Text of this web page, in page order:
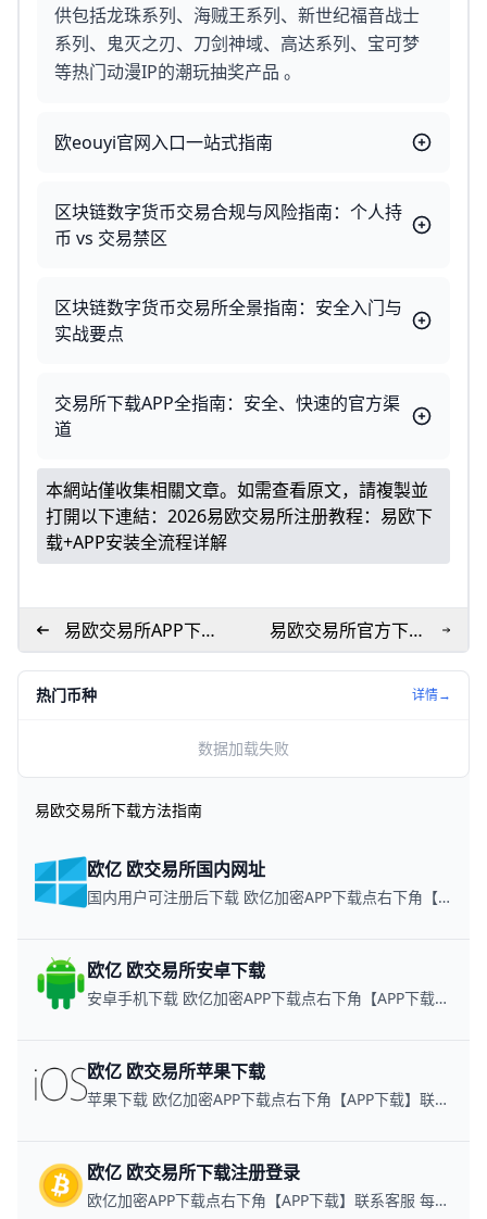
供包括龙珠系列、海贼王系列、新世纪福音战士
系列、鬼灭之刃、刀剑神域、高达系列、宝可梦
等热门动漫IP的潮玩抽奖产品 。
欧eouyi官网入口一站式指南
区块链数字货币交易合规与风险指南：个人持
币 vs 交易禁区
区块链数字货币交易所全景指南：安全入门与
实战要点
交易所下载APP全指南：安全、快速的官方渠
道
本網站僅收集相關文章。如需查看原文，請複製並
打開以下連結： 2026易欧交易所注册教程：易欧下
载+APP安装全流程详解
易欧交易所APP下载
安装教程
易欧交易所官方下载
入口与APP安装安全指
热门币种 详情→
数据加载失败
易欧交易所下载方法指南
欧亿 欧交易所国内网址
国内用户可注册后下载 欧亿加密APP下载点右下角【APP下载】联系客服 每日更新可用链接
欧亿 欧交易所安卓下载
安卓手机下载 欧亿加密APP下载点右下角【APP下载】联系客服 每日更新可用链接
欧亿 欧交易所苹果下载
苹果下载 欧亿加密APP下载点右下角【APP下载】联系客服 每日更新可用链接
欧亿 欧交易所下载注册登录
欧亿加密APP下载点右下角【APP下载】联系客服 每日更新可用链接